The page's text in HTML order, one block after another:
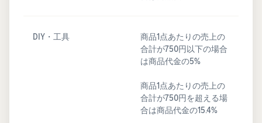
DIY・工具
商品1点あたりの売上の
合計が750円以下の場合
は商品代金の5%
商品1点あたりの売上の
合計が750円を超える場
合は商品代金の15.4%